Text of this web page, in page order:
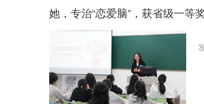
她，专治“恋爱脑”，获省级一等